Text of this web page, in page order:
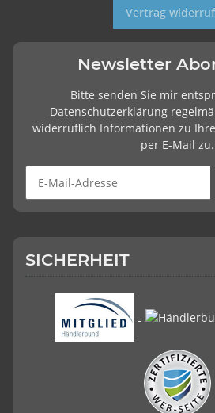
Vertrag
Newsletter
Bitte senden Sie mir
Datenschutzerklärung
widerruflich Informationen zu
per E-Mail zu.
SICHERHEIT